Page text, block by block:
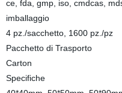
ce, fda, gmp, iso, cmdcas,
imballaggio
4 pz./sacchetto, 1600 pz./pz
Pacchetto di Trasporto
Carton
Specifiche